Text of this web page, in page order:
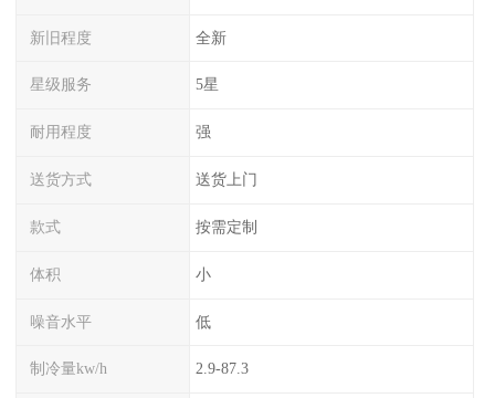
新旧程度 全新
星级服务 5星
耐用程度 强
送货方式 送货上门
款式 按需定制
体积 小
噪音水平 低
制冷量kw/h 2.9-87.3